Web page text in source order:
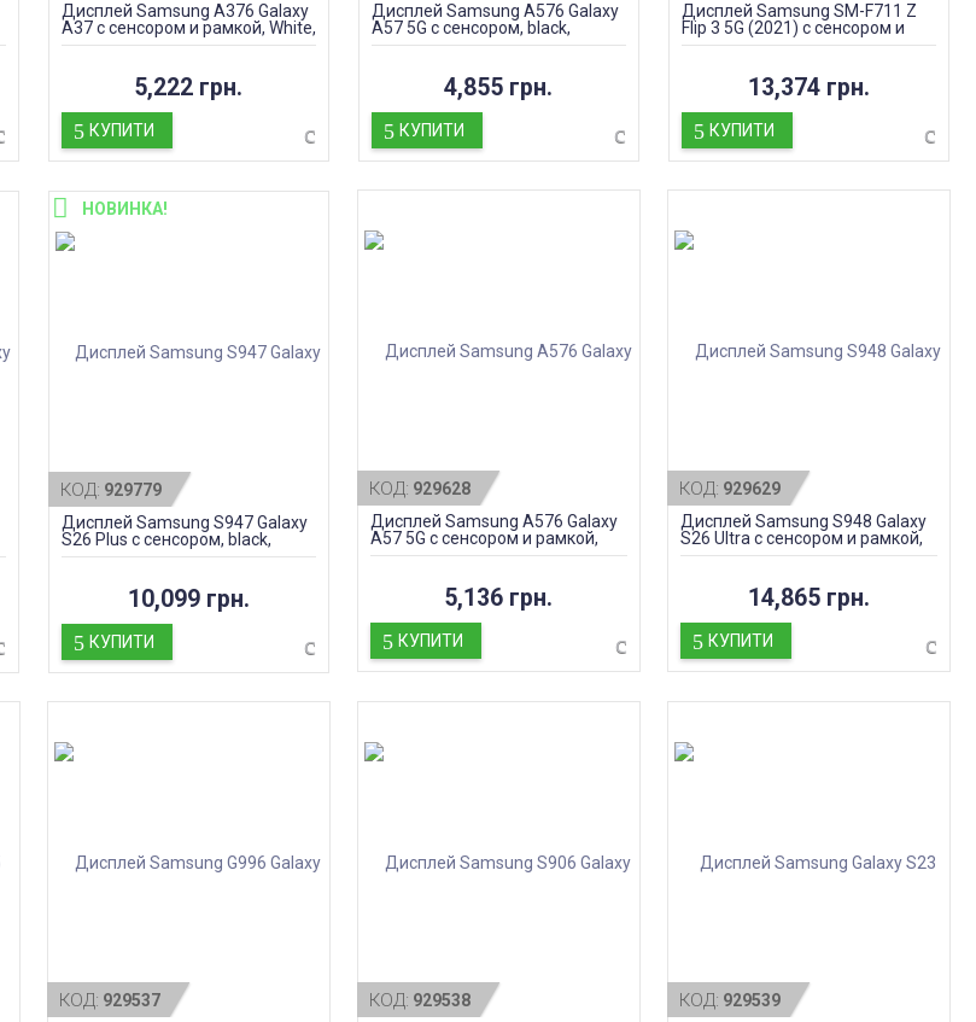
Дисплей Samsung A376 Galaxy
A37 с сенсором и рамкой, White,
оригинал
5,222 грн.
КУПИТИ
Дисплей Samsung A576 Galaxy
A57 5G с сенсором, black,
оригинал
4,855 грн.
КУПИТИ
Дисплей Samsung SM-F711 Z
Flip 3 5G (2021) с сенсором и
рамкой, black, оригинал
13,374 грн.
КУПИТИ
КОД: 929779
НОВИНКА!
Дисплей Samsung S947 Galaxy
S26 Plus с сенсором, black,
оригинал
10,099 грн.
КУПИТИ
КОД: 929628
Дисплей Samsung A576 Galaxy
A57 5G с сенсором и рамкой,
Awesome Navy, оригинал
5,136 грн.
КУПИТИ
КОД: 929629
Дисплей Samsung S948 Galaxy
S26 Ultra с сенсором и рамкой,
black, оригинал
14,865 грн.
КУПИТИ
КОД: 929537
КОД: 929538
КОД: 929539